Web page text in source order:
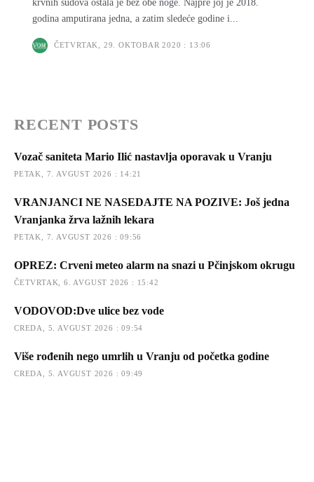
krvnih sudova ostala je bez obe noge. Najpre joj je 2018.
godina amputirana jedna, a zatim sledeće godine i...
ČETVRTAK, 29. OKTOBAR 2020 : 13:06
RECENT POSTS
Vozač saniteta Mario Ilić nastavlja oporavak u Vranju
PETAK, 7. AVGUST 2026 : 14:21
VRANJANCI NE NASEDAJTE NA POZIVE: Još jedna
Vranjanka žrva lažnih lekara
PETAK, 7. AVGUST 2026 : 09:56
OPREZ: Crveni meteo alarm na snazi u Pčinjskom okrugu
ČETVRTAK, 6. AVGUST 2026 : 15:42
VODOVOD:Dve ulice bez vode
CREDA, 5. AVGUST 2026 : 09:54
Više rođenih nego umrlih u Vranju od početka godine
CREDA, 5. AVGUST 2026 : 09:49